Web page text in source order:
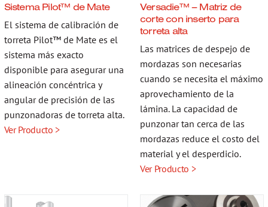
More…
Sistema Pilot™ de Mate
El sistema de calibración de
torreta Pilot™ de Mate es el
sistema más exacto
disponible para asegurar una
alineación concéntrica y
angular de precisión de las
punzonadoras de torreta alta.
Ver Producto >
Versadie™ – Matriz de
corte con inserto para
torreta alta
Las matrices de despejo de
mordazas son necesarias
cuando se necesita el máximo
aprovechamiento de la
lámina. La capacidad de
punzonar tan cerca de las
mordazas reduce el costo del
material y el desperdicio.
Ver Producto >